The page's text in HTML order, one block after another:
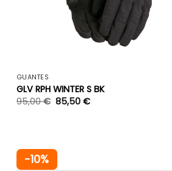
GUANTES
GLV RPH WINTER S BK
95,00€ 85,50€
-10%